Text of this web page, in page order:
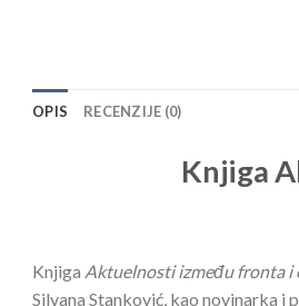
OPIS RECENZIJE (0)
Knjiga
Knjiga Aktuelnosti između fronta i
Silvana Stanković, kao novinarka i